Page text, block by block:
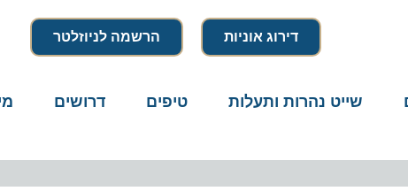
הרשמה לניוזלטר דירוג אוניות
שייט נהרות ותעלות טיפים דרושים